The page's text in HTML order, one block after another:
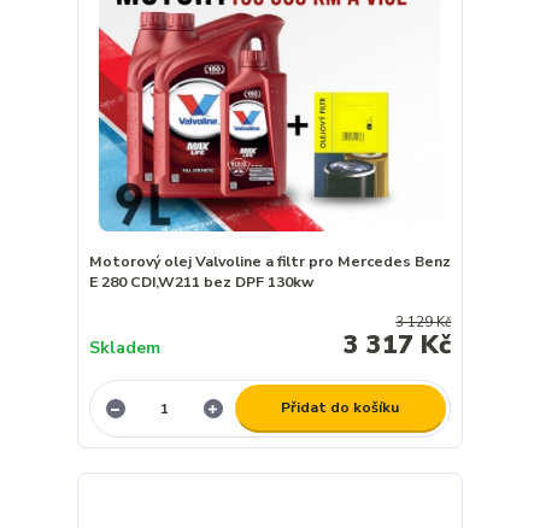
Motorový olej Valvoline a filtr pro Mercedes Benz
E 280 CDI,W211 bez DPF 130kw
3 129 Kč
3 317 Kč
Skladem
Přidat do košíku